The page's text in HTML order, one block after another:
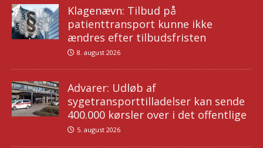
Klagenævn: Tilbud på
patienttransport kunne ikke
ændres efter tilbudsfristen
8. august 2026
Advarer: Udløb af
sygetransporttilladelser kan sende
400.000 kørsler over i det offentlige
5. august 2026